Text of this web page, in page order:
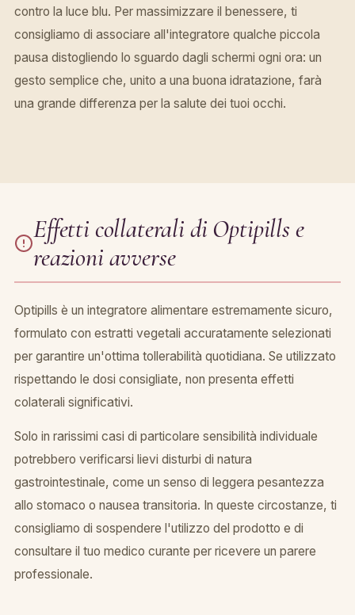
contro la luce blu. Per massimizzare il benessere, ti
consigliamo di associare all'integratore qualche piccola
pausa distogliendo lo sguardo dagli schermi ogni ora: un
gesto semplice che, unito a una buona idratazione, farà
una grande differenza per la salute dei tuoi occhi.
Effetti collaterali di Optipills e
reazioni avverse
Optipills è un integratore alimentare estremamente sicuro,
formulato con estratti vegetali accuratamente selezionati
per garantire un'ottima tollerabilità quotidiana. Se utilizzato
rispettando le dosi consigliate, non presenta effetti
colaterali significativi.
Solo in rarissimi casi di particolare sensibilità individuale
potrebbero verificarsi lievi disturbi di natura
gastrointestinale, come un senso di leggera pesantezza
allo stomaco o nausea transitoria. In queste circostanze, ti
consigliamo di sospendere l'utilizzo del prodotto e di
consultare il tuo medico curante per ricevere un parere
professionale.